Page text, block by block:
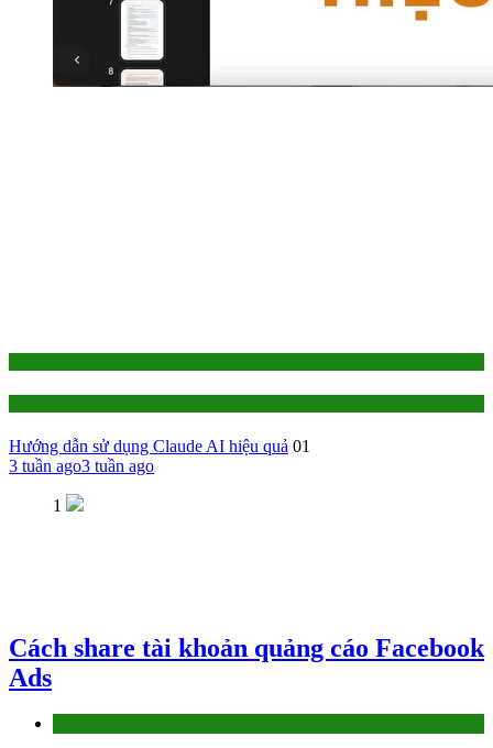
Hướng dẫn sử dụng Claude AI hiệu quả 01
3 tuần ago3 tuần ago
1
Cách share tài khoản quảng cáo Facebook
Ads